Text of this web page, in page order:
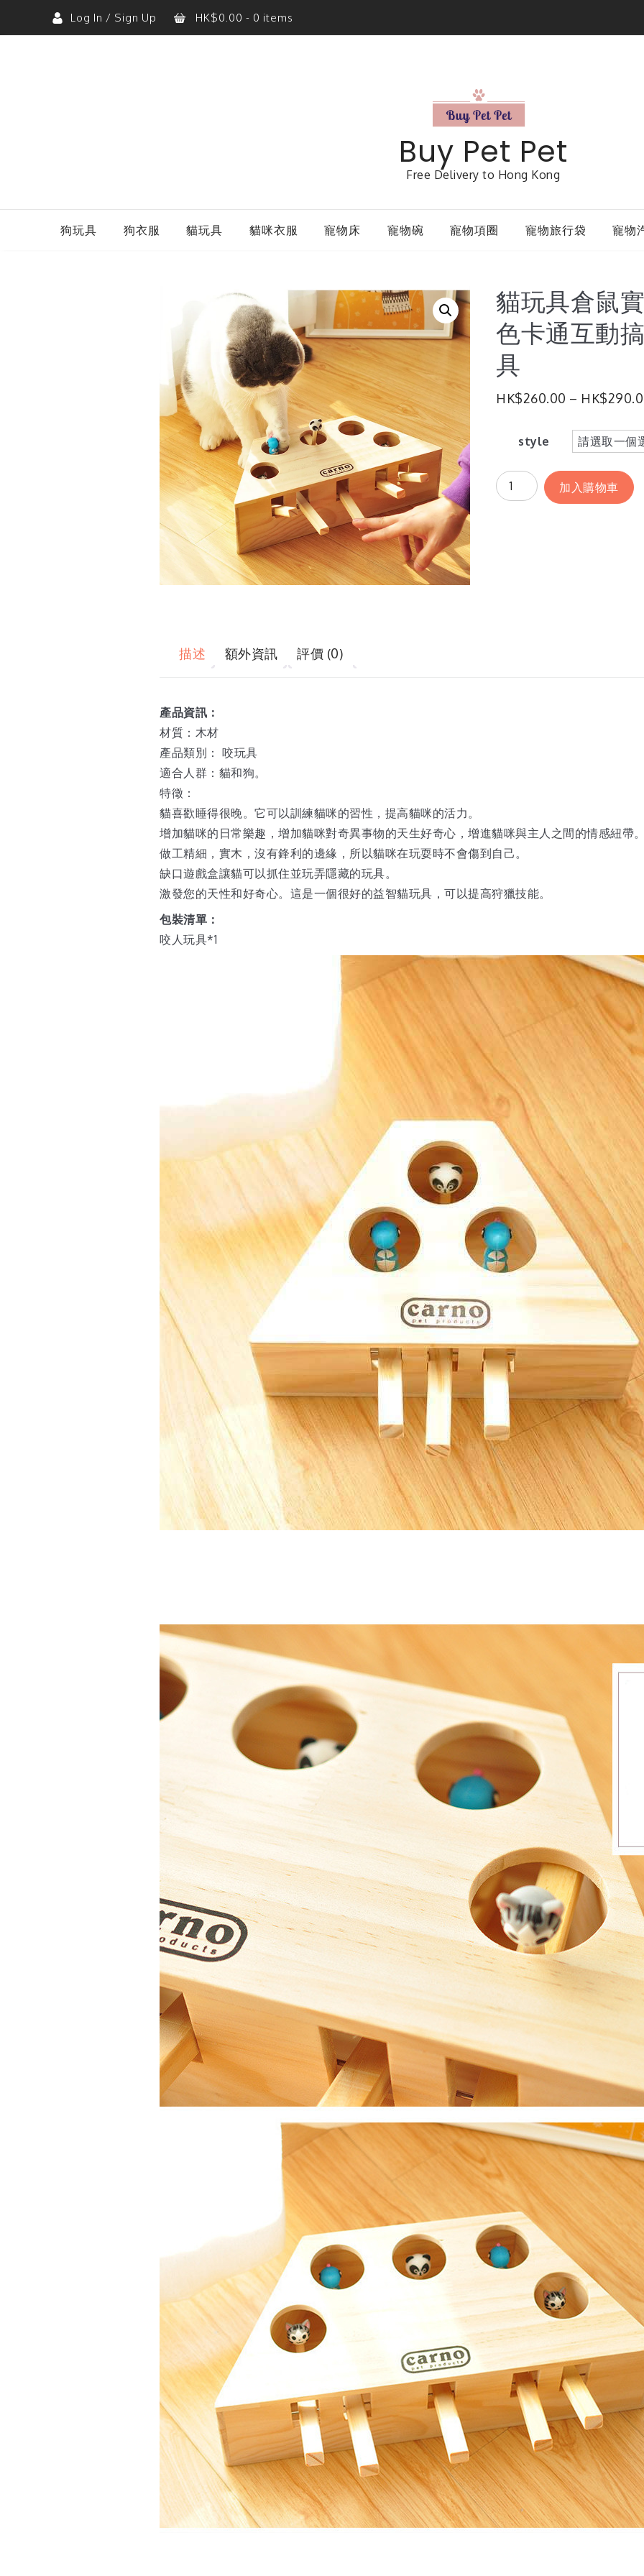
Log In / Sign Up HK$0.00 - 0 items
Buy Pet Pet
Free Delivery to Hong Kong
狗玩具 狗衣服 貓玩具 貓咪衣服 寵物床 寵物碗 寵物項圈 寵物旅行袋 寵物
貓玩具倉鼠
色卡通互動
具
HK$260.00 – HK$
style
加入購物車
描述 額外資訊 評價 (0)
產品資訊：
材質：木材
產品類別： 咬玩具
適合人群：貓和狗。
特徵：
貓喜歡睡得很晚。它可以訓練貓咪的習性，提高貓咪的活力。
增加貓咪的日常樂趣，增加貓咪對奇異事物的天生好奇心，增進貓咪與主人之間的情感紐帶
做工精細，實木，沒有鋒利的邊緣，所以貓咪在玩耍時不會傷到自己。
缺口遊戲盒讓貓可以抓住並玩弄隱藏的玩具。
激發您的天性和好奇心。這是一個很好的益智貓玩具，可以提高狩獵技能。
包裝清單：
咬人玩具*1